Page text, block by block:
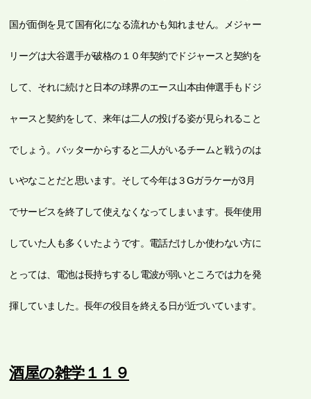
国が面倒を見て国有化になる流れかも知れません。メジャー
リーグは大谷選手が破格の１０年契約でドジャースと契約を
して、それに続けと日本の球界のエース山本由伸選手もドジ
ャースと契約をして、来年は二人の投げる姿が見られること
でしょう。バッターからすると二人がいるチームと戦うのは
いやなことだと思います。そして今年は３Gガラケーが3月
でサービスを終了して使えなくなってしまいます。長年使用
していた人も多くいたようです。電話だけしか使わない方に
とっては、電池は長持ちするし電波が弱いところでは力を発
揮していました。長年の役目を終える日が近づいています。
酒屋の雑学１１９